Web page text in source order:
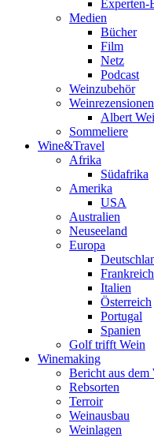
Experten-
Medien
Bücher
Film
Netz
Podcast
Weinzubehör
Weinrezensionen
Albert
Sommeliere
Wine&Travel
Afrika
Südafrika
Amerika
USA
Australien
Neuseeland
Europa
Frankreich
Italien
Österreich
Portugal
Spanien
Golf trifft Wein
Winemaking
Bericht aus dem
Rebsorten
Terroir
Weinausbau
Weinlagen